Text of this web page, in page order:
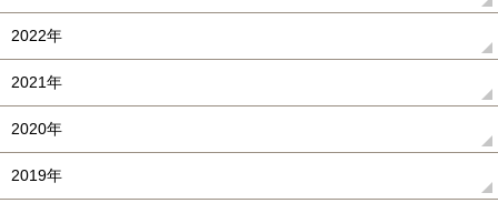
2022年
2021年
2020年
2019年